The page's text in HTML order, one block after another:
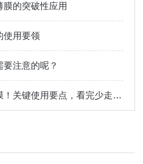
膜的突破性应用
使用要领
注意的呢？
别让操作毁了石墨烯薄膜！关键使用要点，看完少走弯路